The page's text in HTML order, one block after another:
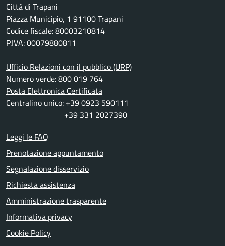
Città di Trapani
Piazza Municipio, 1 91100 Trapani
Codice fiscale: 80003210814
P.IVA: 00079880811
Ufficio Relazioni con il pubblico (URP)
Numero verde: 800 019 764
Posta Elettronica Certificata
Centralino unico: +39 0923 590111
+39 331 2027390
Leggi le FAQ
Prenotazione appuntamento
Segnalazione disservizio
Richiesta assistenza
Amministrazione trasparente
Informativa privacy
Cookie Policy